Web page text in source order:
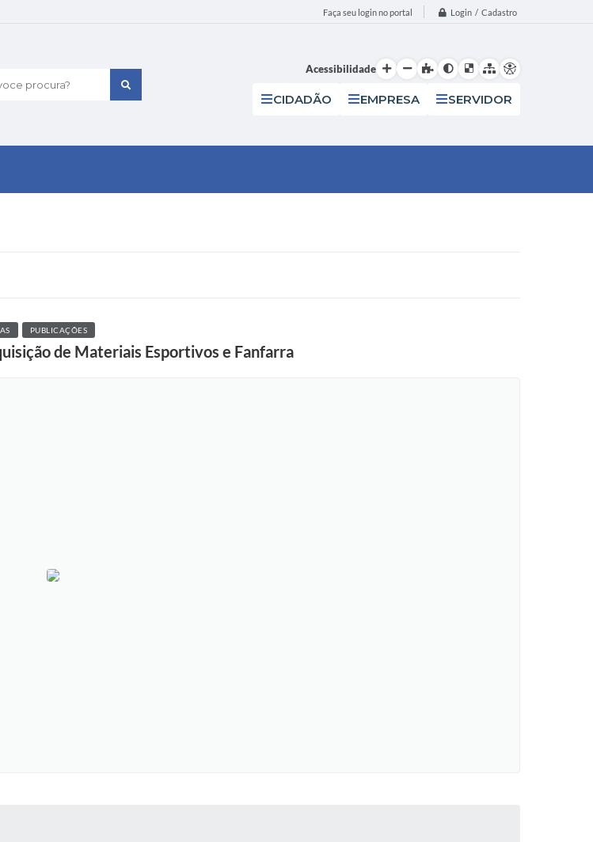
Faça seu login no portal Login / Cadastro
procura?
Acessibilidade
CIDADÃO EMPRESA SERVIDOR
PUBLICAÇÕES
de Materiais Esportivos e Fanfarra